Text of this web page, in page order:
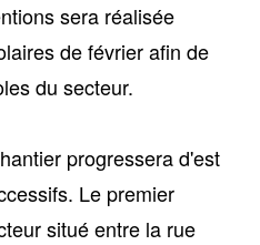
sera réalisée
de févrierafin de
du secteur.
progressera d'est
. Le premier
situé entre la rue